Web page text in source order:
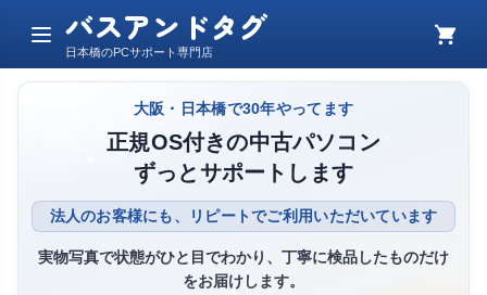
メ
ュ
バスアンドタグ
日本橋のPCサポート専門店
カ
ト
大阪・日本橋で30年やってます
正規OS付きの中古パソコン
ずっとサポートします
法人のお客様にも、リピートでご利用いただいています
実物写真で状態がひと目でわかり、丁寧に検品したものだけ
をお届けします。